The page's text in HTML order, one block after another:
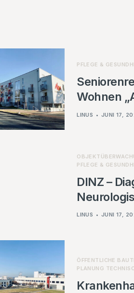
PFLEGE &
Wohnen
LINUS JUNI 17,
PFLEGE &
DINZ –
LINUS JUNI 17,
ÖFFENTLICHE
PLANUNG